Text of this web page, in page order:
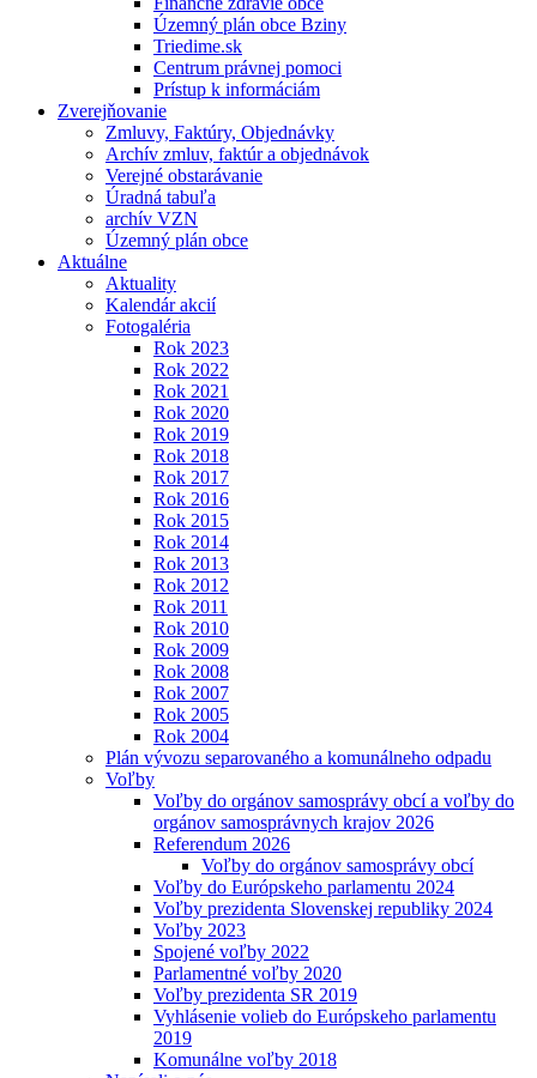
Územný plán obce Bziny
Triedime.sk
Centrum právnej pomoci
Prístup k informáciám
Zverejňovanie
Zmluvy, Faktúry, Objednávky
Archív zmluv, faktúr a objednávok
Verejné obstarávanie
Úradná tabuľa
archív VZN
Územný plán obce
Aktuálne
Aktuality
Kalendár akcií
Fotogaléria
Rok 2023
Rok 2022
Rok 2021
Rok 2020
Rok 2019
Rok 2018
Rok 2017
Rok 2016
Rok 2015
Rok 2014
Rok 2013
Rok 2012
Rok 2011
Rok 2010
Rok 2009
Rok 2008
Rok 2007
Rok 2005
Rok 2004
Plán vývozu separovaného a komunálneho odpadu
Voľby
Voľby do orgánov samosprávy obcí a voľby do
orgánov samosprávnych krajov 2026
Referendum 2026
Voľby do orgánov samosprávy obcí
Voľby do Európskeho parlamentu 2024
Voľby prezidenta Slovenskej republiky 2024
Voľby 2023
Spojené voľby 2022
Parlamentné voľby 2020
Voľby prezidenta SR 2019
Vyhlásenie volieb do Európskeho parlamentu
2019
Komunálne voľby 2018